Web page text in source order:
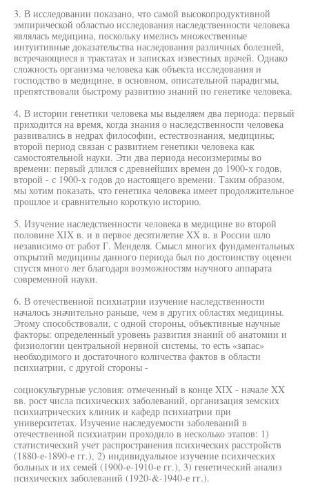
3. В исследовании показано, что самой высокопродуктивной
эмпирической областью исследования наследственности человека
являлась медицина, поскольку имелись множественные
интуитивные доказательства наследования различных болезней,
встречающиеся в трактатах и записках известных врачей. Однако
сложность организма человека как объекта исследования и
господство в медицине, в основном, описательной парадигмы,
препятствовали быстрому развитию знаний по генетике человека.
4. В истории генетики человека мы выделяем два периода: первый
приходится на время, когда знания о наследственности человека
развивались в недрах философии, естествознания, медицины;
второй период связан с развитием генетики человека как
самостоятельной науки. Эти два периода несоизмеримы во
времени: первый длился с древнейших времен до 1900-х годов,
второй - с 1900-х годов до настоящего времени. Таким образом,
мы хотим показать, что генетика человека имеет продолжительное
прошлое и сравнительно короткую историю.
5. Изучение наследственности человека в медицине во второй
половине XIX в. и в первое десятилетие XX в. в России шло
независимо от работ Г. Менделя. Смысл многих фундаментальных
открытий медицины данного периода был по достоинству оценен
спустя много лет благодаря возможностям научного аппарата
современной науки.
6. В отечественной психиатрии изучение наследственности
началось значительно раньше, чем в других областях медицины.
Этому способствовали, с одной стороны, объективные научные
факторы: определенный уровень развития знаний об анатомии и
физиологии центральной нервной системы, то есть «запас»
необходимого и достаточного количества фактов в области
психиатрии, с другой стороны -
социокультурные условия: отмеченный в конце XIX - начале XX
вв. рост числа психических заболеваний, организация земских
психиатрических клиник и кафедр психиатрии при
университетах. Изучение наследуемости заболеваний в
отечественной психиатрии проходило в несколько этапов: 1)
статистический учет распространения психических расстройств
(1880-е-1890-е гг.), 2) индивидуальное изучение психических
больных и их семей (1900-е-1910-е гг.), 3) генетический анализ
психических заболеваний (1920-&-1940-е гг.).